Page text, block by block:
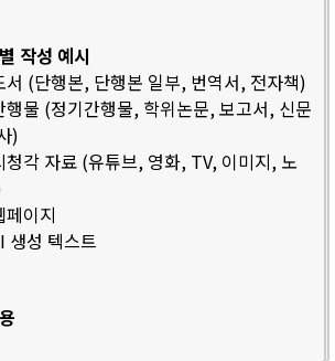
작성 예시
서 (단행본, 단행본 일부, 번역서, 전자책)
행물 (정기간행물, 학위논문, 보고서, 신문
)
청각 자료 (유튜브, 영화, TV, 이미지, 노
페이지
생성 텍스트